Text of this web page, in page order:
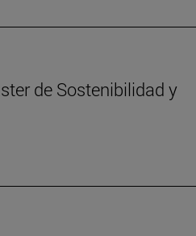
de Sostenibilidad y